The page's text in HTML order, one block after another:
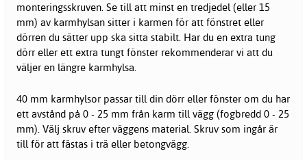
monteringsskruven. Se till att minst en tredjedel (eller 15
mm) av karmhylsan sitter i karmen för att fönstret eller
dörren du sätter upp ska sitta stabilt. Har du en extra tung
dörr eller ett extra tungt fönster rekommenderar vi att du
väljer en längre karmhylsa.
40 mm karmhylsor passar till din dörr eller fönster om du har
ett avstånd på 0 - 25 mm från karm till vägg (fogbredd 0 - 25
mm). Välj skruv efter väggens material. Skruv som ingår är
till för att fästas i trä eller betongvägg.